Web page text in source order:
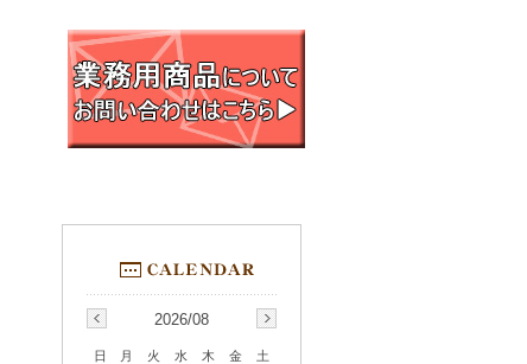
2026/08
日 月 火 水 木 金
土